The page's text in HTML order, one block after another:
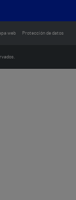
web Protección de datos